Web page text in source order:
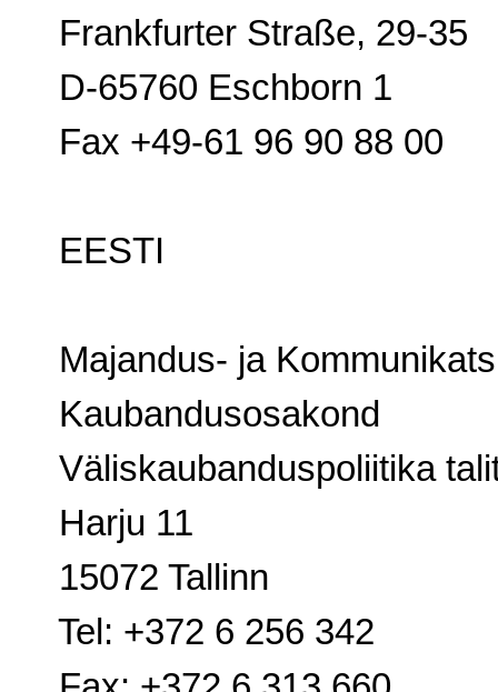
Frankfurter Straße, 29-35
D-65760 Eschborn 1
Fax +49-61 96 90 88 00
EESTI
Majandus- ja
Kaubandusosakond
Väliskaubanduspoliitika
Harju 11
15072 Tallinn
Tel: +372 6 256 342